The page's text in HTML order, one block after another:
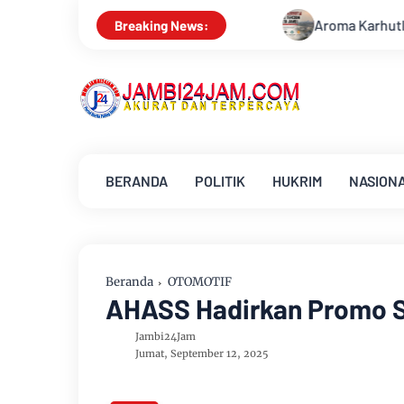
Breaking News:
Aroma Karhutla Mulai Tercium di Kota Jambi,
BERANDA POLITIK HUKRIM
Beranda OTOMOTIF
AHASS Hadirkan Promo
Jambi24Jam
Jumat, September 12, 2025